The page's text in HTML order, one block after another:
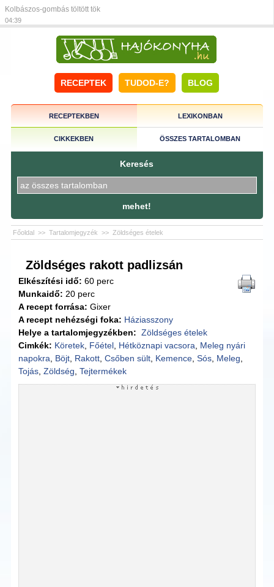
Kolbászos-gombás töltött tök
04:39
RECEPTEK TUDOD-E? BLOG
RECEPTEKBEN LEXIKONBAN
CIKKEKBEN ÖSSZES TARTALOMBAN
Keresés
mehet!
Főoldal >> Tartalomjegyzék >> Zöldséges ételek
Zöldséges rakott padlizsán
Elkészítési idő: 60 perc
Munkaidő: 20 perc
A recept forrása: Gixer
A recept nehézségi foka: Háziasszony
Helye a tartalomjegyzékben: Zöldséges ételek
Cimkék: Köretek Főétel Hétköznapi vacsora
Meleg nyári
napokra
Böjt Rakott ,Csőben sült Kemence ,Sós Meleg
Tojás ,Zöldség ,Tejtermékek